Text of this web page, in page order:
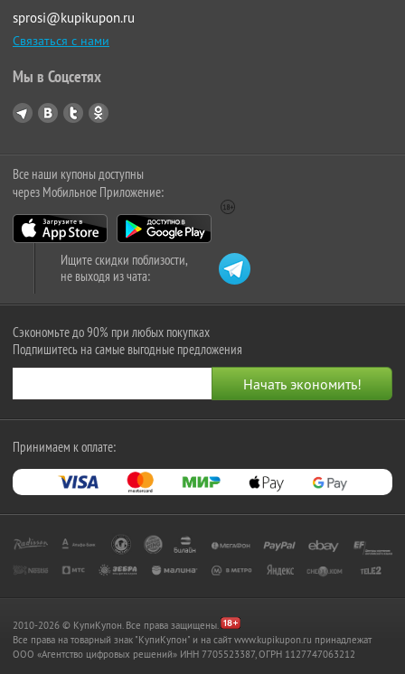
sprosi@kupikupon.ru
Связаться с нами
Мы в Соцсетях
Все наши купоны доступны
через Мобильное Приложение:
Ищите скидки поблизости,
не выходя из чата:
Сэкономьте до 90% при любых покупках
Подпишитесь на самые выгодные предложения
Принимаем к оплате:
2010-2026 © КупиКупон. Все права защищены.
Все права на товарный знак "КупиКупон" и на сайт www.kupikupon.ru принадлежат
OOO «Агентство цифровых решений» ИНН 7705523387, ОГРН 1127747063212